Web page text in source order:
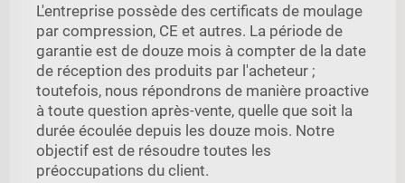
L'entreprise possède des certificats de moulage
par compression, CE et autres. La période de
garantie est de douze mois à compter de la date
de réception des produits par l'acheteur ;
toutefois, nous répondrons de manière proactive
à toute question après-vente, quelle que soit la
durée écoulée depuis les douze mois. Notre
objectif est de résoudre toutes les
préoccupations du client.